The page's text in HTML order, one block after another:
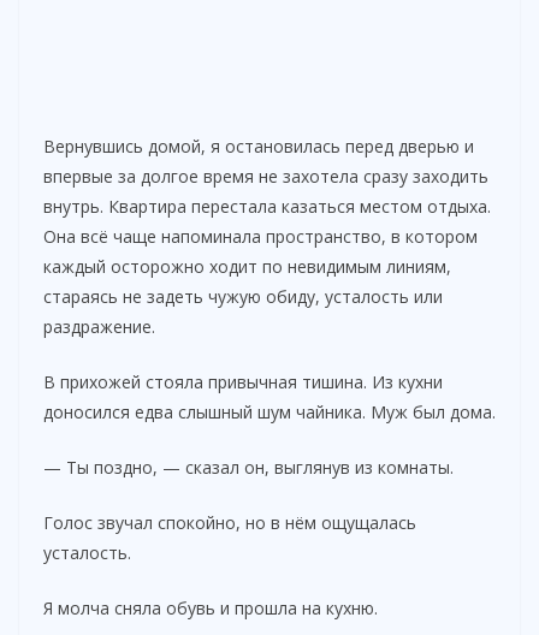
Вернувшись домой, я остановилась перед дверью и
впервые за долгое время не захотела сразу заходить
внутрь. Квартира перестала казаться местом отдыха.
Она всё чаще напоминала пространство, в котором
каждый осторожно ходит по невидимым линиям,
стараясь не задеть чужую обиду, усталость или
раздражение.
В прихожей стояла привычная тишина. Из кухни
доносился едва слышный шум чайника. Муж был дома.
— Ты поздно, — сказал он, выглянув из комнаты.
Голос звучал спокойно, но в нём ощущалась
усталость.
Я молча сняла обувь и прошла на кухню.